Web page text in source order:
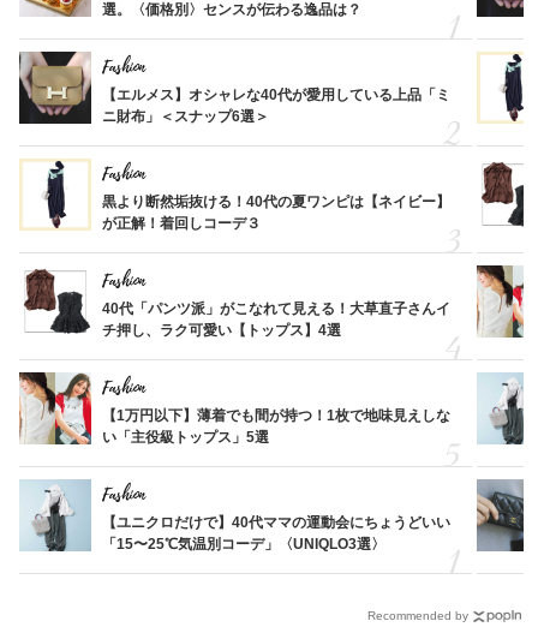
選。〈価格別〉センスが伝わる逸品は？
Fashion
【エルメス】オシャレな40代が愛用している上品「ミ
ニ財布」＜スナップ6選＞
Fashion
黒より断然垢抜ける！40代の夏ワンピは【ネイビー】
が正解！着回しコーデ３
Fashion
40代「パンツ派」がこなれて見える！大草直子さんイ
チ押し、ラク可愛い【トップス】4選
Fashion
【1万円以下】薄着でも間が持つ！1枚で地味見えしな
い「主役級トップス」5選
Fashion
【ユニクロだけで】40代ママの運動会にちょうどいい
「15〜25℃気温別コーデ」〈UNIQLO3選〉
Recommended by